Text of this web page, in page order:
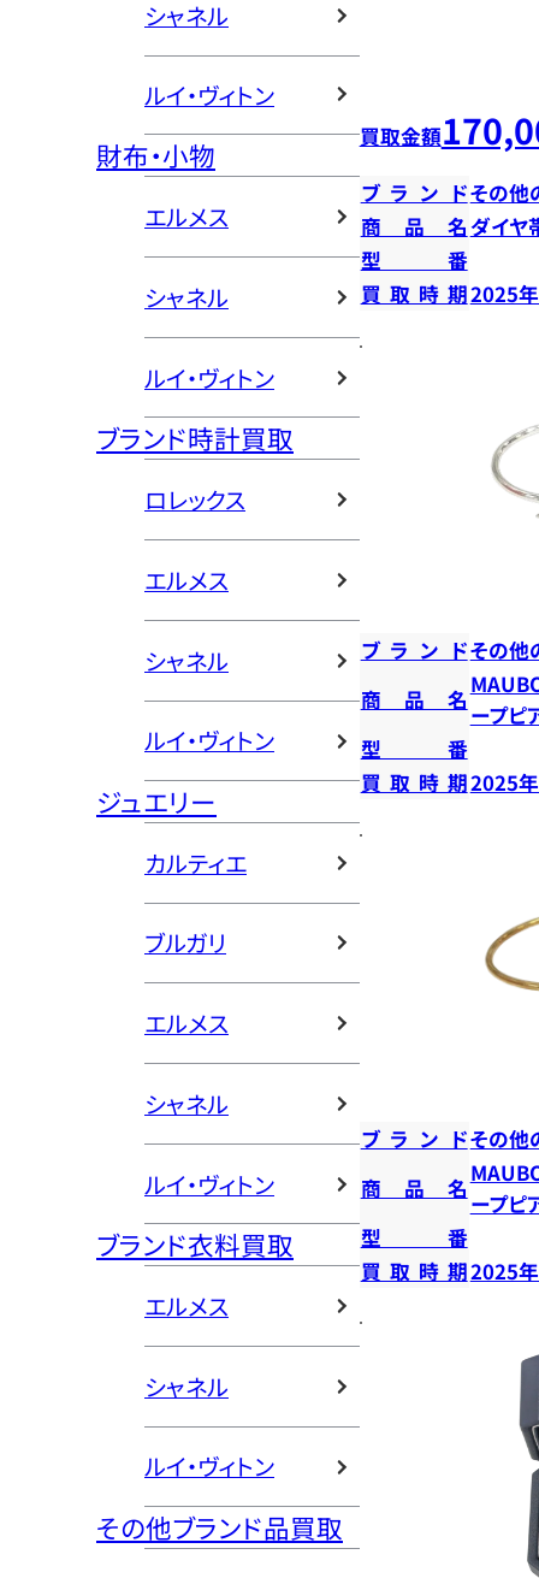
シャネル
ルイ・ヴィトン
財布・小物
エルメス
シャネル
ルイ・ヴィトン
ブランド時計買取
ロレックス
エルメス
シャネル
ルイ・ヴィトン
ジュエリー
カルティエ
ブルガリ
エルメス
シャネル
ルイ・ヴィトン
ブランド衣料買取
エルメス
シャネル
ルイ・ヴィトン
その他ブランド品買取
買取金額
ブランドその他
商品名ダイヤ
型番
買取時期2025
ブランドその他
商品名
ープピ
型番
買取時期2025
ブランドその他
商品名
ープピ
型番
買取時期2025